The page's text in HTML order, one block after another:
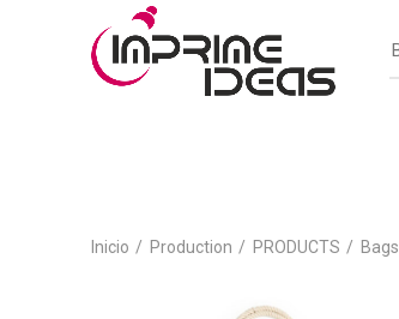
Inicio Production PRODUCTS Bags